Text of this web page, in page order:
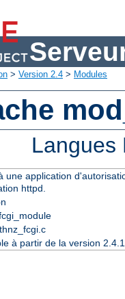
> Version 2.4 > Modules
une application
httpd.
à partir de la version